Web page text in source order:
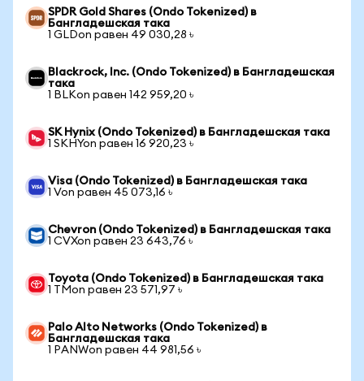
SPDR Gold Shares (Ondo Tokenized) в
Бангладешская така
1 GLDon равен 49 030,28 ৳
Blackrock, Inc. (Ondo Tokenized) в Бангладешская
така
1 BLKon равен 142 959,20 ৳
SK Hynix (Ondo Tokenized) в Бангладешская така
1 SKHYon равен 16 920,23 ৳
Visa (Ondo Tokenized) в Бангладешская така
1 Von равен 45 073,16 ৳
Chevron (Ondo Tokenized) в Бангладешская така
1 CVXon равен 23 643,76 ৳
Toyota (Ondo Tokenized) в Бангладешская така
1 TMon равен 23 571,97 ৳
Palo Alto Networks (Ondo Tokenized) в
Бангладешская така
1 PANWon равен 44 981,56 ৳